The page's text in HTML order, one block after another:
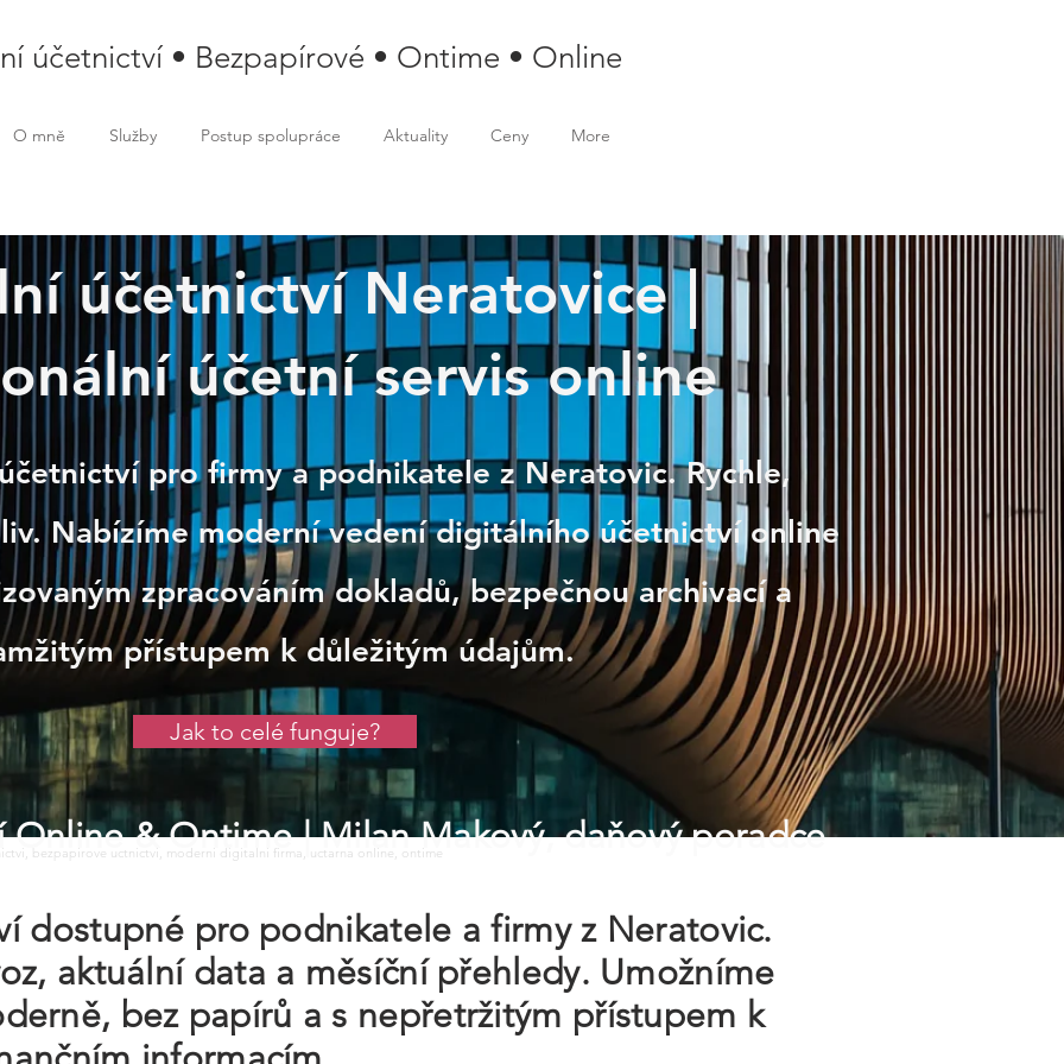
účetnictví • Bezpapírové • Ontime • Online
O mně Služby Postup spolupráce Aktuality Ceny More
účetnictví Neratovice |
účetní servis online
pro firmy a podnikatele z Neratovic. Rychle,
Nabízíme moderní vedení digitálního účetnictví online
zpracováním dokladů, bezpečnou archivací a
přístupem k důležitým údajům.
Jak to celé funguje?
Online & Ontime| Milan Makový, daňový poradce
bezpapirove uctnictvi, moderni digitalni firma, uctarna online, ontime
dostupné pro podnikatele a firmy z Neratovic.
aktuální data a měsíční přehledy. Umožníme
bez papírů a s nepřetržitým přístupem k